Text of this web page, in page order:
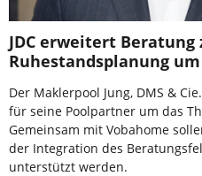
JDC erweitert Beratung
Ruhestandsplanung
Der Maklerpool Jung, DMS &
für seine Poolpartner um das
Gemeinsam mit Vobahome
der Integration des
unterstützt werden.